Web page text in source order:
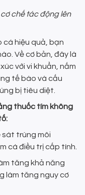
chế tác động lên
hiệu quả, bạn
Về cơ bản, đây là
với vi khuẩn, nấm
tế bào và cấu
bị tiêu diệt.
thuốc tím không
sát trùng môi
cá điều trị cấp tính.
tăng khả năng
làm tăng nguy cơ